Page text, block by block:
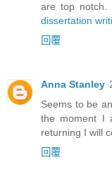
are top notch.
dissertation
回覆
Anna Stanley
Seems to be
the moment
returning I will
回覆